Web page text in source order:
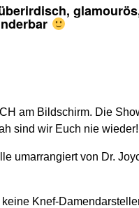
am Bildschirm. Die
sind wir Euch nie wieder!
umarrangiert von Dr.
Knef-